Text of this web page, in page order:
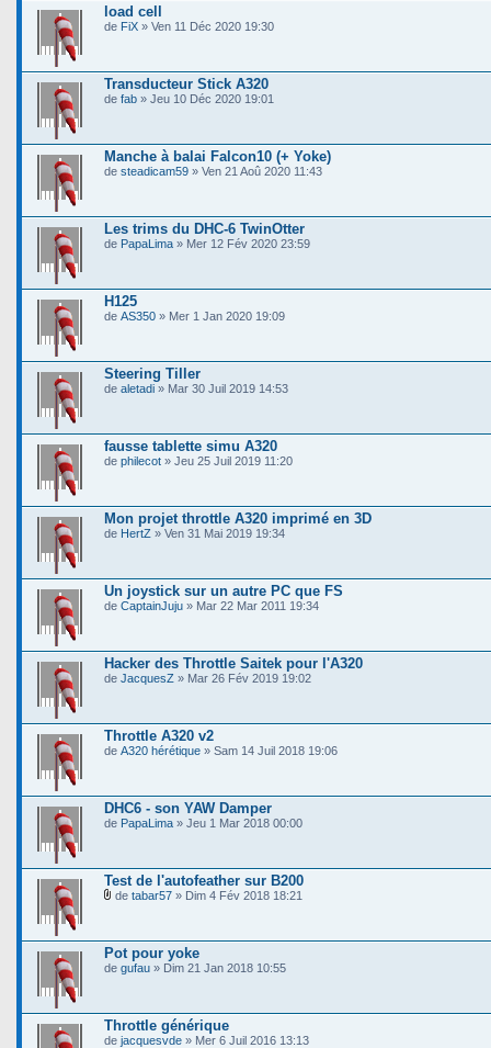
load cell
de FiX » Ven 11 Déc 2020 19:30
Transducteur Stick A320
de fab » Jeu 10 Déc 2020 19:01
Manche à balai Falcon10 (+ Yoke)
de steadicam59 » Ven 21 Aoû 2020 11:43
Les trims du DHC-6 TwinOtter
de PapaLima » Mer 12 Fév 2020 23:59
H125
de AS350 » Mer 1 Jan 2020 19:09
Steering Tiller
de aletadi » Mar 30 Juil 2019 14:53
fausse tablette simu A320
de philecot » Jeu 25 Juil 2019 11:20
Mon projet throttle A320 imprimé en 3D
de HertZ » Ven 31 Mai 2019 19:34
Un joystick sur un autre PC que FS
de CaptainJuju » Mar 22 Mar 2011 19:34
Hacker des Throttle Saitek pour l'A320
de JacquesZ » Mar 26 Fév 2019 19:02
Throttle A320 v2
de A320 hérétique » Sam 14 Juil 2018 19:06
DHC6 - son YAW Damper
de PapaLima » Jeu 1 Mar 2018 00:00
Test de l'autofeather sur B200
de tabar57 » Dim 4 Fév 2018 18:21
Pot pour yoke
de gufau » Dim 21 Jan 2018 10:55
Throttle générique
de jacquesvde » Mer 6 Juil 2016 13:13